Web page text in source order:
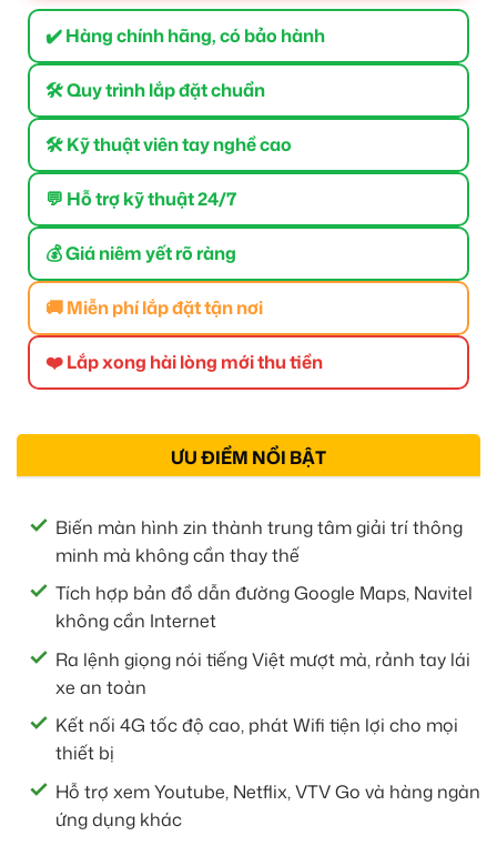
✔️ Hàng chính hãng, có bảo hành
🛠 Quy trình lắp đặt chuẩn
🛠 Kỹ thuật viên tay nghề cao
💬 Hỗ trợ kỹ thuật 24/7
💰 Giá niêm yết rõ ràng
🚚 Miễn phí lắp đặt tận nơi
❤️ Lắp xong hài lòng mới thu tiền
ƯU ĐIỂM NỔI BẬT
Biến màn hình zin thành trung tâm giải trí thông
minh mà không cần thay thế
Tích hợp bản đồ dẫn đường Google Maps, Navitel
không cần Internet
Ra lệnh giọng nói tiếng Việt mượt mà, rảnh tay lái
xe an toàn
Kết nối 4G tốc độ cao, phát Wifi tiện lợi cho mọi
thiết bị
Hỗ trợ xem Youtube, Netflix, VTV Go và hàng ngàn
ứng dụng khác